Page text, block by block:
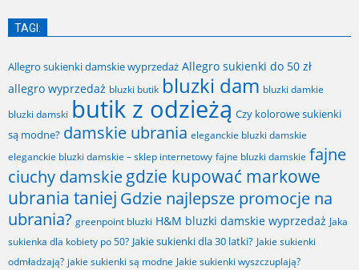
TAGI:
Allegro sukienki damskie wyprzedaż Allegro sukienki do 50 zł
allegro wyprzedaż bluzki butik bluzki dam bluzki damkie
bluzki damski butik z odzieżą Czy kolorowe sukienki
są modne? damskie ubrania eleganckie bluzki damskie
eleganckie bluzki damskie – sklep internetowy fajne bluzki damskie fajne
ciuchy damskiegdzie kupować markowe
ubrania taniej Gdzie najlepsze promocje na
ubrania? greenpoint bluzki H&M bluzki damskie wyprzedaż Jaka
sukienka dla kobiety po 50? Jakie sukienki dla 30 latki? Jakie sukienki
odmładzają? jakie sukienki są modne Jakie sukienki wyszczuplają?